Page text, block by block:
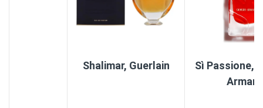
Shalimar, Guerlain
Sì Passione,
Armani